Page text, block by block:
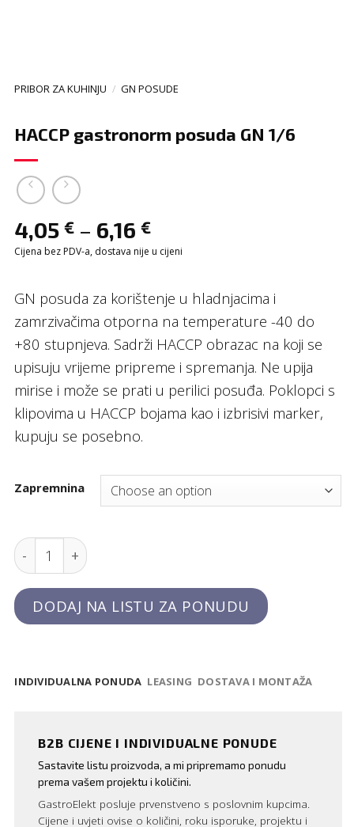
PRIBOR ZA KUHINJU / GN POSUDE
HACCP gastronorm posuda GN 1/6
4,05€ – 6,16€
Cijena bez PDV-a, dostava nije u cijeni
GN posuda za korištenje u hladnjacima i
zamrzivačima otporna na temperature -40 do
+80 stupnjeva. Sadrži HACCP obrazac na koji se
upisuju vrijeme pripreme i spremanja. Ne upija
mirise i može se prati u perilici posuđa. Poklopci s
klipovima u HACCP bojama kao i izbrisivi marker,
kupuju se posebno.
Zapremnina
HACCP gastronorm posuda GN 1/6 quantity
DODAJ NA LISTU ZA PONUDU
INDIVIDUALNA PONUDA LEASING DOSTAVA I MONTAŽA
B2B CIJENE I INDIVIDUALNE PONUDE
Sastavite listu proizvoda, a mi pripremamo ponudu
prema vašem projektu i količini.
GastroElekt posluje prvenstveno s poslovnim kupcima.
Cijene i uvjeti ovise o količini, roku isporuke, projektu i